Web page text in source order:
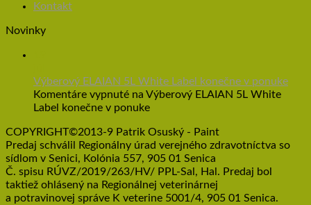
Kontakt
Novinky
Výberový ELAIAN 5L White Label konečne v ponuke
Komentáre vypnuté na Výberový ELAIAN 5L White
Label konečne v ponuke
COPYRIGHT©2013-9 Patrik Osuský - Paint
Predaj schválil Regionálny úrad verejného zdravotníctva so
sídlom v Senici, Kolónia 557, 905 01 Senica
Č. spisu RÚVZ/2019/263/HV/ PPL-Sal, Hal. Predaj bol
taktiež ohlásený na Regionálnej veterinárnej
a potravinovej správe K veterine 5001/4, 905 01 Senica.